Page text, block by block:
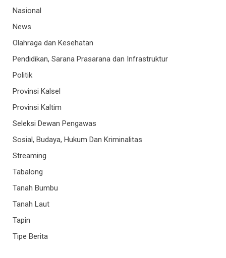
Nasional
News
Olahraga dan Kesehatan
Pendidikan, Sarana Prasarana dan Infrastruktur
Politik
Provinsi Kalsel
Provinsi Kaltim
Seleksi Dewan Pengawas
Sosial, Budaya, Hukum Dan Kriminalitas
Streaming
Tabalong
Tanah Bumbu
Tanah Laut
Tapin
Tipe Berita